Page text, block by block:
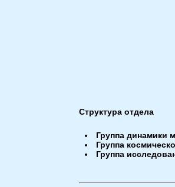
Структура отдела
Группа динамики
Группа
Группа